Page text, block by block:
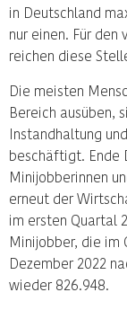
in Deutschland
nur einen. Für
reichen diese
Die meisten
Bereich ausüben,
Instandhaltung
beschäftigt. Ende
Minijobberinnen
erneut der
im ersten Quartal
Minijobber, die im
Dezember 2022
wieder 826.948.